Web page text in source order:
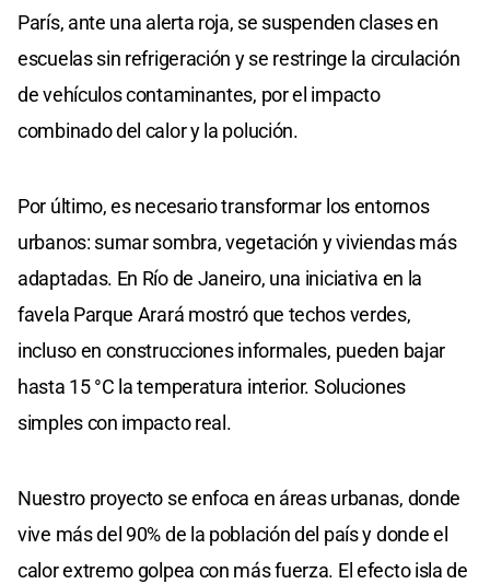
París, ante una alerta roja, se suspenden clases en
escuelas sin refrigeración y se restringe la circulación
de vehículos contaminantes, por el impacto
combinado del calor y la polución.
Por último, es necesario transformar los entornos
urbanos: sumar sombra, vegetación y viviendas más
adaptadas. En Río de Janeiro, una iniciativa en la
favela Parque Arará mostró que techos verdes,
incluso en construcciones informales, pueden bajar
hasta 15 °C la temperatura interior. Soluciones
simples con impacto real.
Nuestro proyecto se enfoca en áreas urbanas, donde
vive más del 90% de la población del país y donde el
calor extremo golpea con más fuerza. El efecto isla de